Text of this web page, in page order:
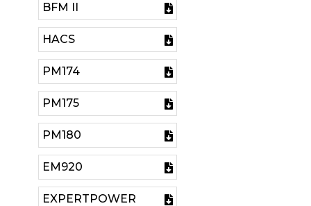
BFM II
HACS
PM174
PM175
PM180
EM920
EXPERTPOWER